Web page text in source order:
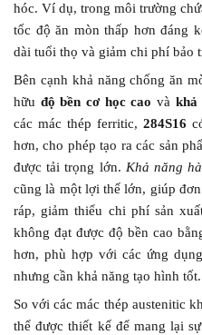
hóc. Ví dụ, trong môi trường
tốc độ ăn mòn thấp hơn đáng
dài tuổi thọ và giảm chi phí bảo
Bên cạnh khả năng chống ăn
hữu độ bền cơ học cao và khả
các mác thép ferritic,284S16
hơn, cho phép tạo ra các sản
được tải trọng lớn. Khả năng
cũng là một lợi thế lớn, giúp
ráp, giảm thiểu chi phí sản
không đạt được độ bền cao
hơn, phù hợp với các ứng
nhưng cần khả năng tạo hình tốt.
So với các mác thép austenitic
thể được thiết kế để mang lại